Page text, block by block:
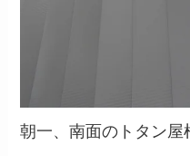
朝一、南面のトタン屋